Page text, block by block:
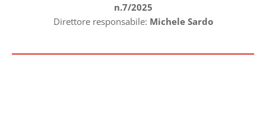
n.7/2025
Direttore responsabile: Michele Sardo